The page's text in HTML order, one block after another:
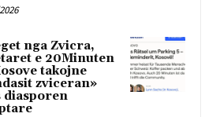
nga Zvicra,
e 20Minuten
takojne
zviceran»
diasporen